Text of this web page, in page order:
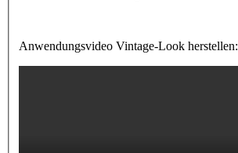
Anwendungsvideo Vintage-Look herstellen: